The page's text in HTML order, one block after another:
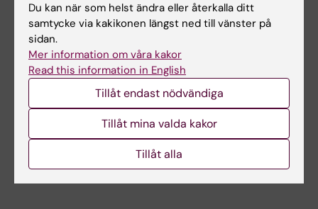
Uppdaterad av:
Beatrice Johansson
Innehållsgranskare:
Camilla Wasserman
Dela
Du kan när som helst ändra eller återkalla ditt
samtycke via kakikonen längst ned till vänster på
sidan.
Mer information om våra kakor
Read this information in English
Tillåt endast nödvändiga
Tillåt mina valda kakor
Tillåt alla